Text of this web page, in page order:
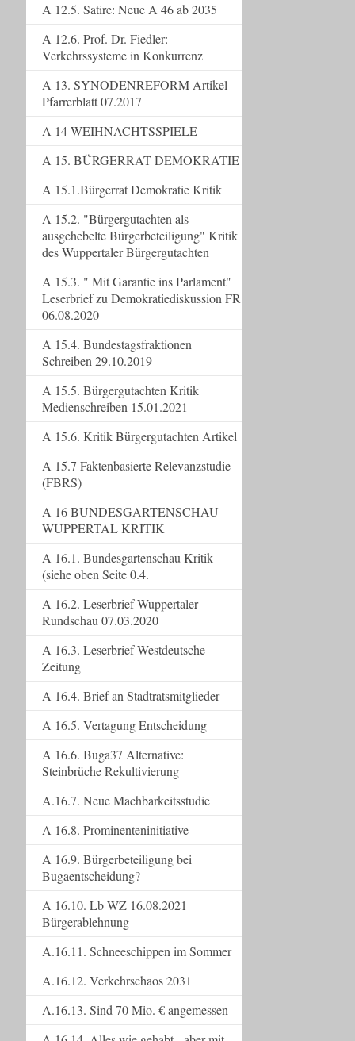
A 12.5. Satire: Neue A 46 ab 2035
A 12.6. Prof. Dr. Fiedler:
Verkehrssysteme in Konkurrenz
A 13. SYNODENREFORM Artikel
Pfarrerblatt 07.2017
A 14 WEIHNACHTSSPIELE
A 15. BÜRGERRAT DEMOKRATIE
A 15.1.Bürgerrat Demokratie Kritik
A 15.2. "Bürgergutachten als
ausgehebelte Bürgerbeteiligung" Kritik
des Wuppertaler Bürgergutachten
A 15.3. " Mit Garantie ins Parlament"
Leserbrief zu Demokratiediskussion FR
06.08.2020
A 15.4. Bundestagsfraktionen
Schreiben 29.10.2019
A 15.5. Bürgergutachten Kritik
Medienschreiben 15.01.2021
A 15.6. Kritik Bürgergutachten Artikel
A 15.7 Faktenbasierte Relevanzstudie
(FBRS)
A 16 BUNDESGARTENSCHAU
WUPPERTAL KRITIK
A 16.1. Bundesgartenschau Kritik
(siehe oben Seite 0.4.
A 16.2. Leserbrief Wuppertaler
Rundschau 07.03.2020
A 16.3. Leserbrief Westdeutsche
Zeitung
A 16.4. Brief an Stadtratsmitglieder
A 16.5. Vertagung Entscheidung
A 16.6. Buga37 Alternative:
Steinbrüche Rekultivierung
A.16.7. Neue Machbarkeitsstudie
A 16.8. Prominenteninitiative
A 16.9. Bürgerbeteiligung bei
Bugaentscheidung?
A 16.10. Lb WZ 16.08.2021
Bürgerablehnung
A.16.11. Schneeschippen im Sommer
A.16.12. Verkehrschaos 2031
A.16.13. Sind 70 Mio. € angemessen